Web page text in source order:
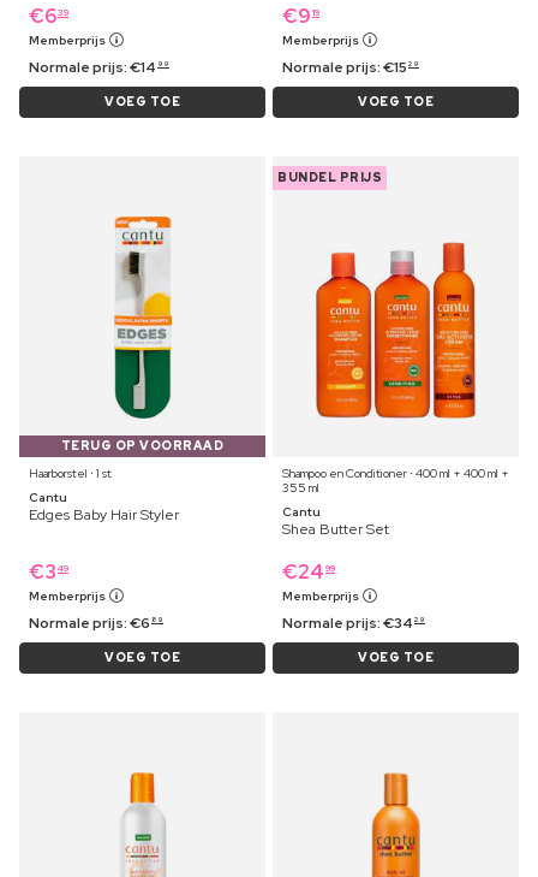
€639
Memberprijs
Normale prijs:€14 99
VOEG TOE
€9 19
Memberprijs
Normale prijs:€15 29
VOEG TOE
TERUG OP VOORRAAD
Haarborstel ⋅ 1 st
Cantu
Edges Baby Hair Styler
€3 49
Memberprijs
Normale prijs:€6 89
VOEG TOE
BUNDEL PRIJS
Shampoo en Conditioner ⋅ 400 ml + 400 ml +
355 ml
Cantu
Shea Butter Set
€24 99
Memberprijs
Normale prijs:€34 29
VOEG TOE